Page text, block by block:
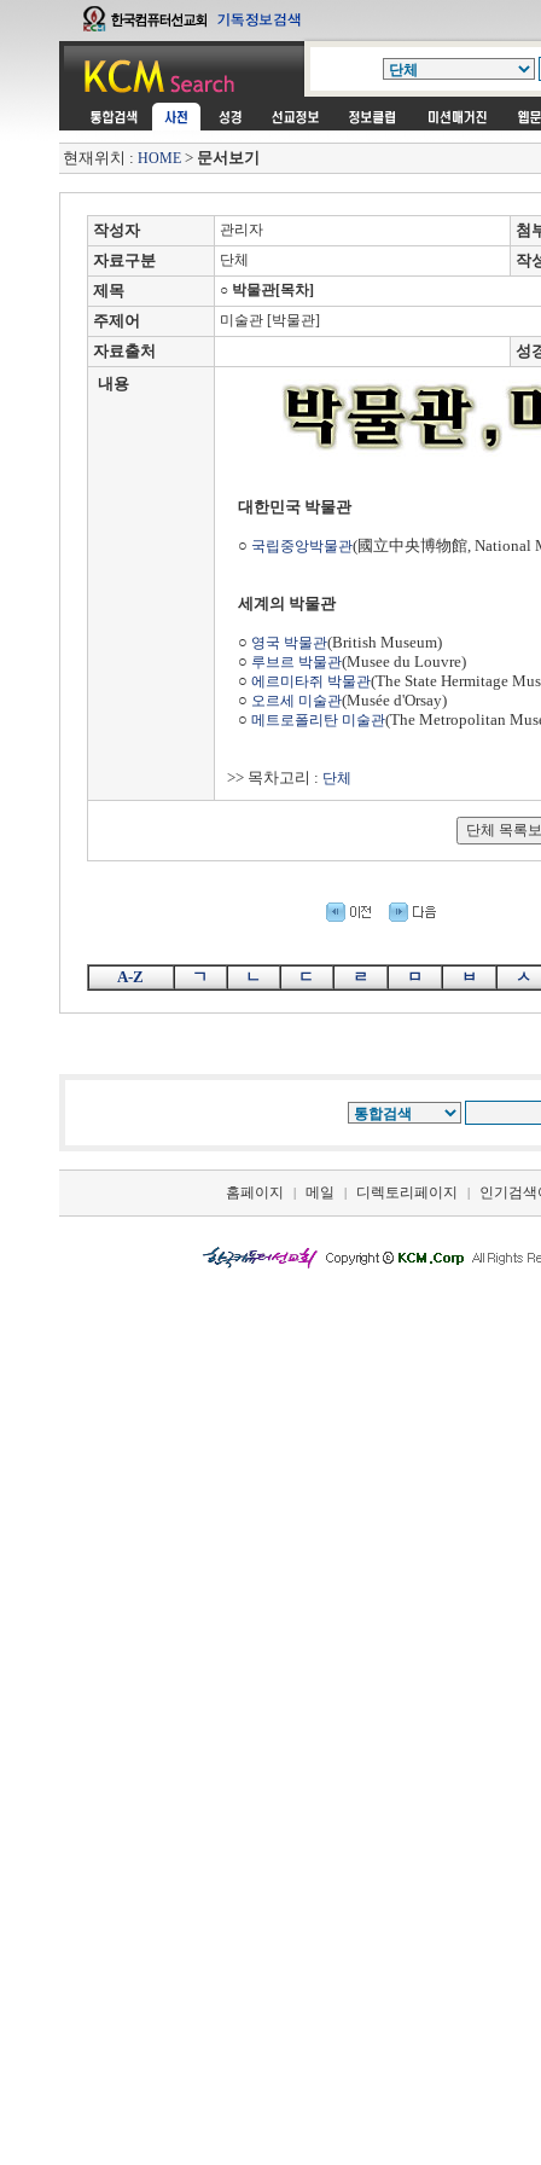
현재위치 : HOME > 문서보기
작성자 관리자
첨
자료구분
단체
작
제목
○ 박물관[목차]
주제어 미술관 [박물관]
자료출처
성
내용
대한민국 박물관
○ 국립중앙박물관(國立中央博物館, National
세계의 박물관
○ 영국 박물관(British Museum)
○ 루브르 박물관(Musee du Louvre)
○ 에르미타쥐 박물관(The State Hermitage
○ 오르세 미술관(Musée d'Orsay)
○ 메트로폴리탄 미술관(The Metropolitan
>> 목차고리 : 단체
A-Z ㄱ ㄴ ㄷ ㄹ ㅁ ㅂ ㅅ
홈페이지 | 메일 | 디렉토리페이지 | 인기검색